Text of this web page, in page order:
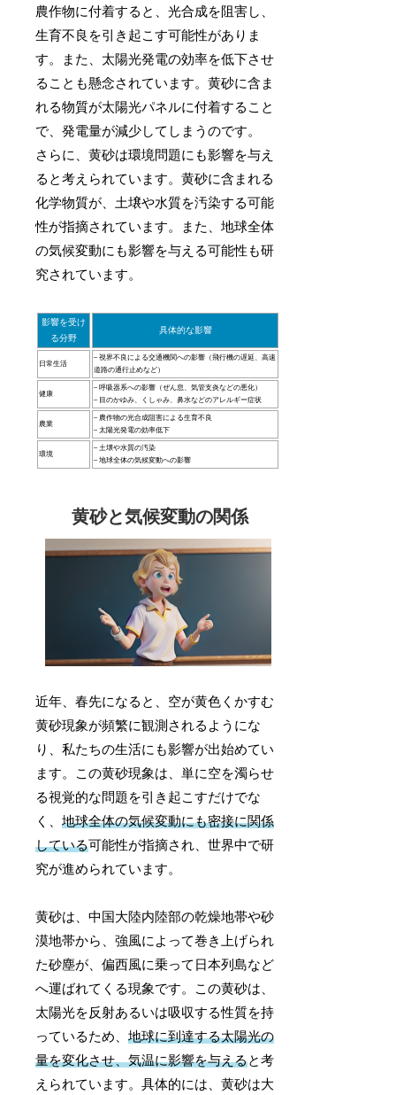
農作物に付着すると、光合成を阻害し、
生育不良を引き起こす可能性がありま
す。また、太陽光発電の効率を低下させ
ることも懸念されています。黄砂に含ま
れる物質が太陽光パネルに付着すること
で、発電量が減少してしまうのです。
さらに、黄砂は環境問題にも影響を与え
ると考えられています。黄砂に含まれる
化学物質が、土壌や水質を汚染する可能
性が指摘されています。また、地球全体
の気候変動にも影響を与える可能性も研
究されています。
影響を受け
る分野
具体的な影響
日常生活
– 視界不良による交通機関への影響（飛行機の遅延、高速
道路の通行止めなど）
健康
– 呼吸器系への影響（ぜん息、気管支炎などの悪化）
– 目のかゆみ、くしゃみ、鼻水などのアレルギー症状
農業
– 農作物の光合成阻害による生育不良
– 太陽光発電の効率低下
環境
– 土壌や水質の汚染
– 地球全体の気候変動への影響
黄砂と気候変動の関係
近年、春先になると、空が黄色くかすむ
黄砂現象が頻繁に観測されるようにな
り、私たちの生活にも影響が出始めてい
ます。この黄砂現象は、単に空を濁らせ
る視覚的な問題を引き起こすだけでな
く、地球全体の気候変動にも密接に関係
している可能性が指摘され、世界中で研
究が進められています。
黄砂は、中国大陸内陸部の乾燥地帯や砂
漠地帯から、強風によって巻き上げられ
た砂塵が、偏西風に乗って日本列島など
へ運ばれてくる現象です。この黄砂は、
太陽光を反射あるいは吸収する性質を持
っているため、地球に到達する太陽光の
量を変化させ、気温に影響を与えると考
えられています。具体的には、黄砂は大